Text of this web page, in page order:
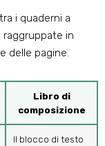
i quaderni a
in
delle pagine.
Libro di
composizione
Il blocco di testo